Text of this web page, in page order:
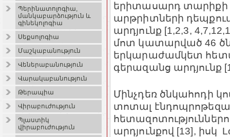
Պերինատոլոգիա,
մանկաբարձություն և
գինեկոլոգիա
Սեքսոլոգիա
Մաշկաբանություն
Վեներաբանություն
Վարակաբանություն
Թերապիա
Վիրաբուժություն
Պլաստիկ
վիրաբուժություն
երիտասարդ տարիքի
արթրիտների
արդյունք [1,2,3,
մոտ կատարված 46
երկարաժամկետ
գերազանց արդյունք
Մինչդեռ ծնկահոդի
տոտալ
արդյունքով [13], իսկ